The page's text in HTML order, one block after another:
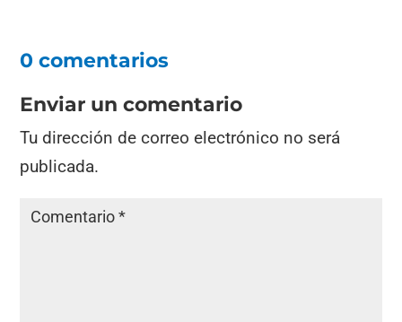
0 comentarios
Enviar un comentario
Tu dirección de correo electrónico no será
publicada.